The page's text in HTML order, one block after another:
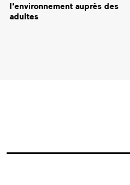
l'environnement auprès des
adultes